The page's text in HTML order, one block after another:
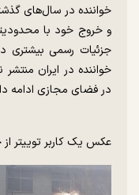
خواننده در سال‌های
و خروج خود با
جزئیات رسمی بیشتری
خواننده در ایران
در فضای مجازی ادامه
عکس یک کاربر توییتر از